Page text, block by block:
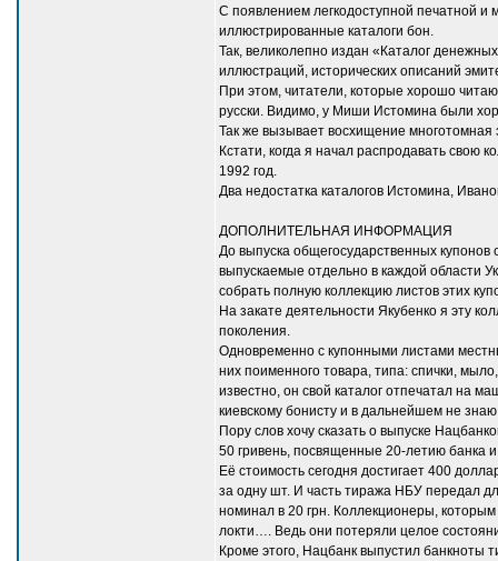
С появлением легкодоступной печатной и
иллюстрированные каталоги бон.
Так, великолепно издан «Каталог
иллюстраций, исторических описаний
При этом, читатели, которые хорошо
русски. Видимо, у Миши Истомина были
Так же вызывает восхищение
Кстати, когда я начал распродавать свою
1992 год.
Два недостатка каталогов Истомина,
ДОПОЛНИТЕЛЬНАЯ ИНФОРМАЦИЯ
До выпуска общегосударственных
выпускаемые отдельно в каждой области
собрать полную коллекцию листов этих
На закате деятельности Якубенко я эту
поколения.
Одновременно с купонными листами
них поименного товара, типа: спички,
известно, он свой каталог отпечатал на
киевскому бонисту и в дальнейшем не
Пору слов хочу сказать о выпуске
50 гривень, посвященные 20-летию банка
Её стоимость сегодня достигает 400
за одну шт. И часть тиража НБУ передал
номинал в 20 грн. Коллекционеры,
локти…. Ведь они потеряли целое
Кроме этого, Нацбанк выпустил банкноты